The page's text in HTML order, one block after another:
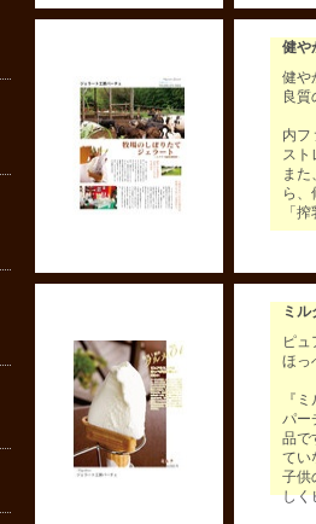
健や
健や
良
内フ
スト
ま
ら
「
ミル
ピュ
ほっ
『
パー
品で
てい
子供
しく